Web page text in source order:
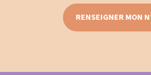
RENSEIGNER MON